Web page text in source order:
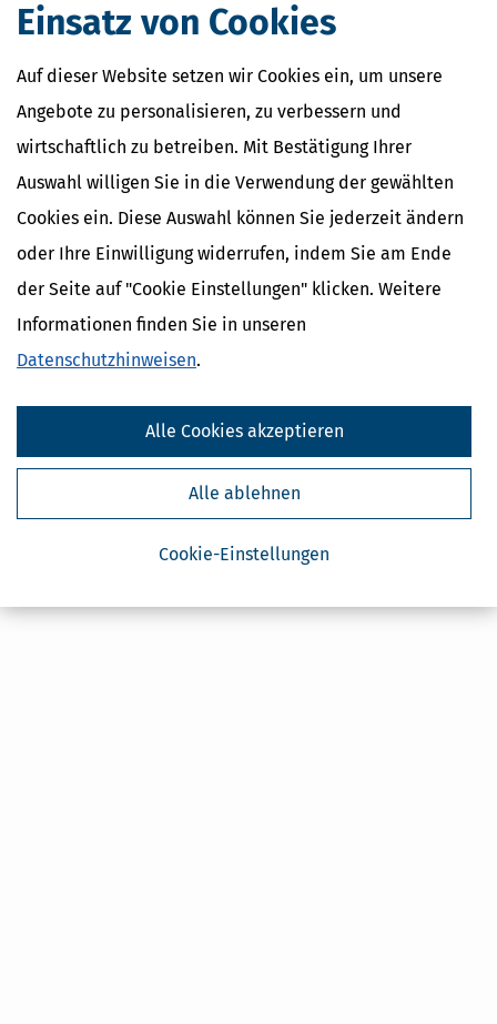
Einsatz von Cookies
Auf dieser Website setzen wir Cookies ein, um unsere
Angebote zu personalisieren, zu verbessern und
wirtschaftlich zu betreiben. Mit Bestätigung Ihrer
Auswahl willigen Sie in die Verwendung der gewählten
Cookies ein. Diese Auswahl können Sie jederzeit ändern
oder Ihre Einwilligung widerrufen, indem Sie am Ende
der Seite auf "Cookie Einstellungen" klicken. Weitere
Informationen finden Sie in unseren
Datenschutzhinweisen.
Cookie-Einstellungen
Alle ablehnen
Alle Cookies akzeptieren
Kostenlose Steuertipps & News
Steuertipps
Steuertipps Selbstständige
Geldtipps
Ja, ich möchte die kostenlosen Newsletter
von Steuertipps abonnieren. Die
Abbestellung des Newsletters widerrufen.